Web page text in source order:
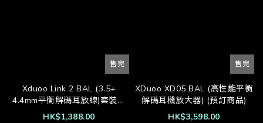
售完
Xduoo Link 2 BAL (3.5+
4.4mm平衡解碼耳放線)套裝版
(Type C + Lighting線)
HK$1,388.00
售完
XDuoo XD05 BAL (高性能平衡
解碼耳機放大器) (預訂商品)
HK$3,598.00